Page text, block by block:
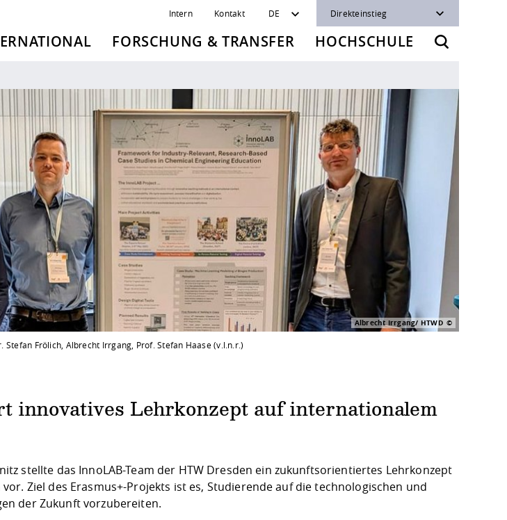
Intern Kontakt DE Direkteinstieg
FORSCHUNG & TRANSFER HOCHSCHULE
Albrecht Irrgang/ HTWD
Frölich, Albrecht Irrgang, Prof. Stefan Haase (v.l.n.r.)
innovatives Lehrkonzept auf internationalem
stellte das InnoLAB-Team der HTW Dresden ein zukunftsorientiertes Lehrkonzept
Ziel des Erasmus+-Projekts ist es, Studierende auf die technologischen und
der Zukunft vorzubereiten.